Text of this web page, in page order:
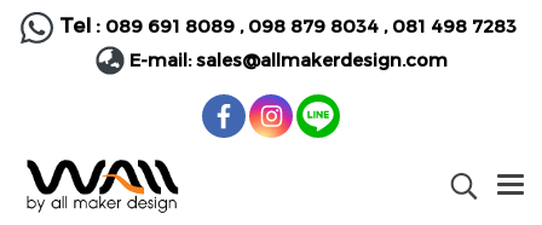
Tel : 089 691 8089, 098 879 8034 , 081 498 7283
E-mail:sales@allmakerdesign.com